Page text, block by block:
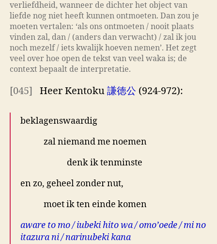
verliefdheid, wanneer de dichter het object van
liefde nog niet heeft kunnen ontmoeten. Dan zou je
moeten vertalen: ‘als ons ontmoeten / nooit plaats
vinden zal, dan / (anders dan verwacht) / zal ik jou
noch mezelf / iets kwalijk hoeven nemen’. Het zegt
veel over hoe open de tekst van veel waka is; de
context bepaalt de interpretatie.
[045] Heer Kentoku 謙徳公 (924-972):
beklagenswaardig
zal niemand me noemen
denk ik tenminste
en zo, geheel zonder nut,
moet ik ten einde komen
aware to mo / iubeki hito wa / omo’oede / mi no
itazura ni / narinubeki kana